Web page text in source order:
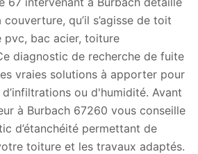
qu’il s’agisse de toit
pvc, bac acier, toiture
diagnostic de recherche de fuite
vraies solutions à apporter pour
ou d'humidité. Avant
à Burbach 67260 vous conseille
d’étanchéité permettant de
toiture et les travaux adaptés.